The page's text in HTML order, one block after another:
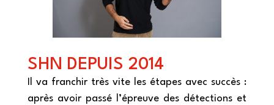
SHN DEPUIS 2014
Il va franchir très vite les étapes avec succès :
après avoir passé l’épreuve des détections et